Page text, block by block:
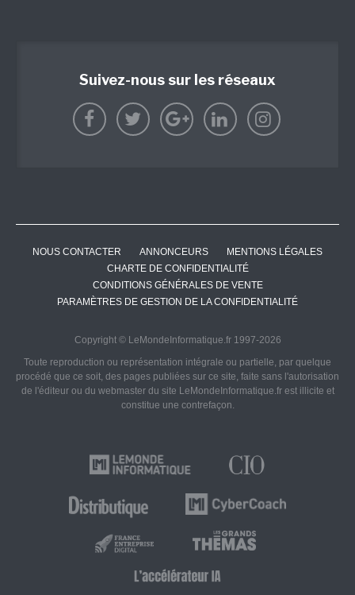
Suivez-nous sur les réseaux
NOUS CONTACTER ANNONCEURS
MENTIONS LÉGALES
CHARTE DE CONFIDENTIALITÉ
CONDITIONS GÉNÉRALES DE VENTE
PARAMÈTRES DE GESTION DE LA CONFIDENTIALITÉ
Copyright © LeMondeInformatique.fr 1997-2026
Toute reproduction ou représentation intégrale ou partielle, par quelque
procédé que ce soit, des pages publiées sur ce site, faite sans l'autorisation
de l'éditeur ou du webmaster du site LeMondeInformatique.fr est illicite et
constitue une contrefaçon.